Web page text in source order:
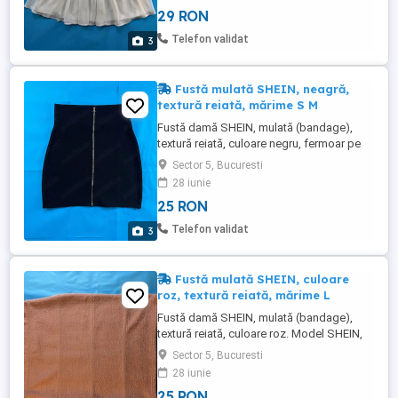
3
produsului este foarte bună, după cum se
poate vedea în fotografii. Expediere în 24
29 RON
Telefon validat
3
Fustă mulată SHEIN, neagră,
textură reiată, mărime S M
Fustă damă SHEIN, mulată (bandage),
textură reiată, culoare negru, fermoar pe
fata. Model SHEIN, croială mulată mini.
Marime S M. Produsul este nou, nu a fost
purtat, starea produsului este foarte bună,
după cum se poate vedea în fotografii.
Daca doriti mai multe fotografii cu
Sector 5, Bucuresti
28 iunie
25 RON
Telefon validat
Fustă mulată SHEIN, culoare
roz, textură reiată, mărime L
Fustă damă SHEIN, mulată (bandage),
textură reiată, culoare roz. Model SHEIN,
croială mulată până deasupra
genunchiului. Marime L. Produsul este
nou, nu a fost purtat, starea produsului
Sector 5, Bucuresti
28 iunie